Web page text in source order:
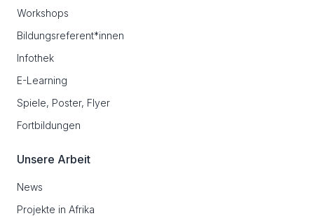
Workshops
Bildungsreferent*innen
Infothek
E-Learning
Spiele, Poster, Flyer
Fortbildungen
Unsere Arbeit
News
Projekte in Afrika